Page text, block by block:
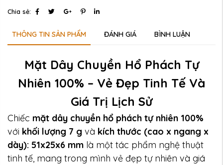
Chia sẻ:
THÔNG TIN SẢN PHẨM ĐÁNH GIÁ BÌNH LUẬN
Mặt Dây Chuyền Hổ Phách Tự
Nhiên 100% – Vẻ Đẹp Tinh Tế Và
Giá Trị Lịch Sử
Chiếc mặt dây chuyền hổ phách tự nhiên 100%
với khối lượng 7 g và kích thước (cao x ngang x
dày): 51x25x6 mm là một tác phẩm nghệ thuật
tinh tế, mang trong mình vẻ đẹp tự nhiên và giá